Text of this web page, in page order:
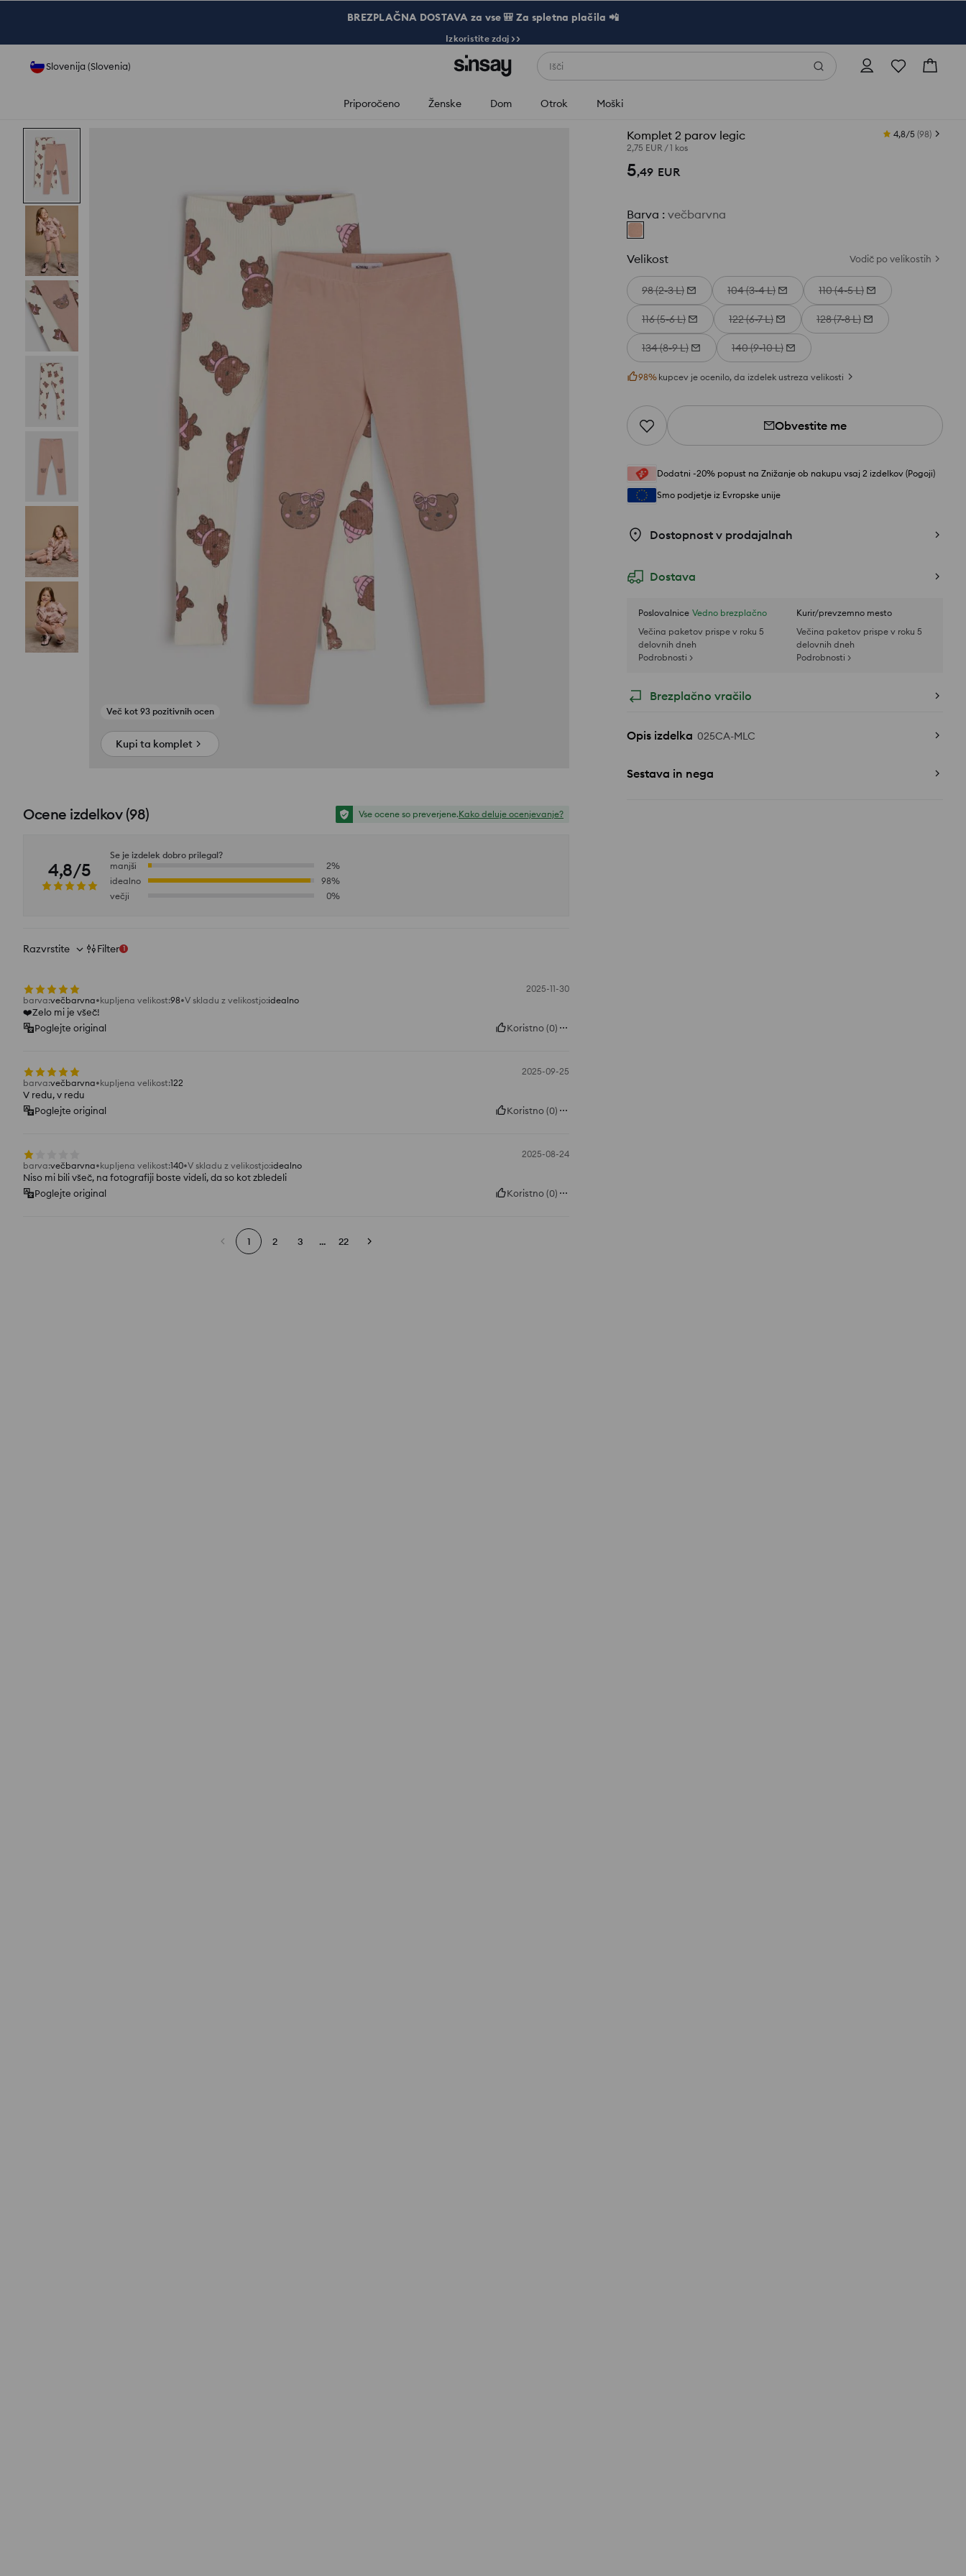
BREZPLAČNA DOSTAVA za vse 🎒 Za spletna plačila 📲
Izkoristite zdaj >>
Slovenija (Slovenia) Išči
Priporočeno Ženske Dom Otrok Moški
Komplet 2 parov legic
2,75 EUR /1 kos
4,8/5 (98)
5,49 EUR
Barva : večbarvna
Velikost Vodič po velikostih
98 (2-3 L) 104 (3-4 L) 110 (4-5 L)
116 (5-6 L) 122 (6-7 L) 128 (7-8 L)
134 (8-9 L) 140 (9-10 L)
98% kupcev je ocenilo, da izdelek ustreza velikosti
Obvestite me
Dodatni -20% popust na Znižanje ob nakupu vsaj 2 izdelkov (Pogoji)
Smo podjetje iz Evropske unije
Dostopnost v prodajalnah
Dostava
Poslovalnice Vedno brezplačno
Večina paketov prispe v roku 5
delovnih dneh
Podrobnosti >
Kurir/prevzemno mesto
Večina paketov prispe v roku 5
delovnih dneh
Podrobnosti >
Brezplačno vračilo
Opis izdelka 025CA-MLC
Sestava in nega
Poglej fotografije iz ocen
Kupi ta komplet
Ocene izdelkov(98) Vse ocene so preverjene.Kako deluje ocenjevanje?
4,8/5
Se je izdelek dobro prilegal?
manjši
2%
idealno
98%
večji
0%
Razvrstite Filter 1
2025-11-30
barva:večbarvna kupljena velikost:98 V skladu z velikostjo:idealno
❤️Zelo mi je všeč!
Poglejte original
Koristno(0)
2025-09-25
barva:večbarvna kupljena velikost:122
V redu, v redu
Poglejte original
Koristno(0)
2025-08-24
barva:večbarvna kupljena velikost:140 V skladu z velikostjo:idealno
Niso mi bili všeč, na fotografiji boste videli, da so kot zbledeli
Poglejte original
Koristno(0)
1 2 3 ... 22